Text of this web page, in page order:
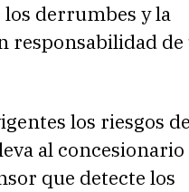
los derrumbes y la
responsabilidad de
los riesgos
al concesionario
que detecte los